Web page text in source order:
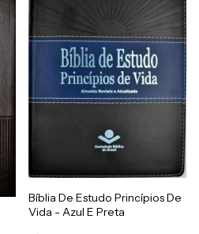
Bíblia De Estudo Princípios De
Vida - Azul E Preta